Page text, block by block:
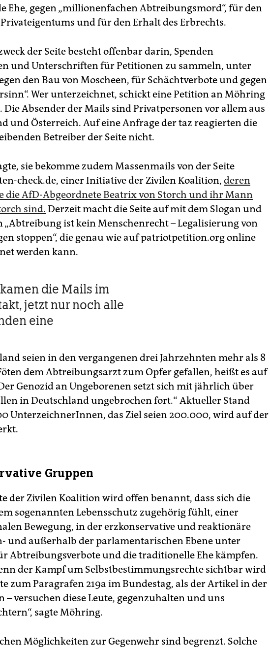
Ehe, gegen „millionenfachen Abtreibungsmord“, für den
Privateigentums und für den Erhalt des Erbrechts.
der Seite besteht offenbar darin, Spenden
und Unterschriften für Petitionen zu sammeln, unter
den Bau von Moscheen, für Schächtverbote und gegen
Wer unterzeichnet, schickt eine Petition an Möhring
Die Absender der Mails sind Privatpersonen vor allem aus
und Österreich. Auf eine Anfrage der taz reagierten die
Betreiber der Seite nicht.
sie bekomme zudem Massenmails von der Seite
check.de, einer Initiative der Zivilen Koalition, deren
die AfD-Abgeordnete Beatrix von Storch und ihr Mann
sind. Derzeit macht die Seite auf mit dem Slogan und
„Abtreibung ist kein Menschenrecht – Legalisierung von
stoppen“, die genau wie auf patriotpetition.org online
werden kann.
die Mails im
jetzt nur noch alle
eine
seien in den vergangenen drei Jahrzehnten mehr als 8
dem Abtreibungsarzt zum Opfer gefallen, heißt es auf
Genozid an Ungeborenen setzt sich mit jährlich über
in Deutschland ungebrochen fort.“ Aktueller Stand
UnterzeichnerInnen, das Ziel seien 200.000, wird auf der
Gruppen
der Zivilen Koalition wird offen benannt, dass sich die
sogenannten Lebensschutz zugehörig fühlt, einer
Bewegung, in der erzkonservative und reaktionäre
und außerhalb der parlamentarischen Ebene unter
Abtreibungsverbote und die traditionelle Ehe kämpfen.
der Kampf um Selbstbestimmungsrechte sichtbar wird
zum Paragrafen 219a im Bundestag, als der Artikel in der
– versuchen diese Leute, gegenzuhalten und uns
sagte Möhring.
Möglichkeiten zur Gegenwehr sind begrenzt. Solche